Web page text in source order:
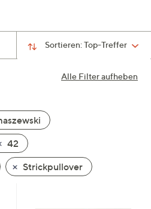
Sortieren:Top-Treffer
Alle Filter aufheben
42
Strickpullover